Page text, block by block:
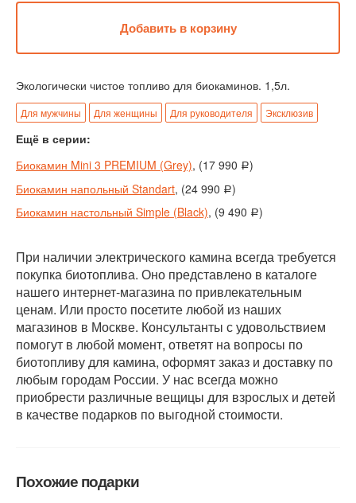
Экологически чистое топливо для биокаминов. 1,5л.
Для мужчины Для женщины Для руководителя Эксклюзив
Ещё в серии:
Биокамин Mini 3 PREMIUM (Grey), (17 990 a)
Биокамин напольный Standart, (24 990 a)
Биокамин настольный Simple (Black), (9 490 a)
При наличии электрического камина всегда требуется
покупка биотоплива. Оно представлено в каталоге
нашего интернет-магазина по привлекательным
ценам. Или просто посетите любой из наших
магазинов в Москве. Консультанты с удовольствием
помогут в любой момент, ответят на вопросы по
биотопливу для камина, оформят заказ и доставку по
любым городам России. У нас всегда можно
приобрести различные вещицы для взрослых и детей
в качестве подарков по выгодной стоимости.
Похожие подарки